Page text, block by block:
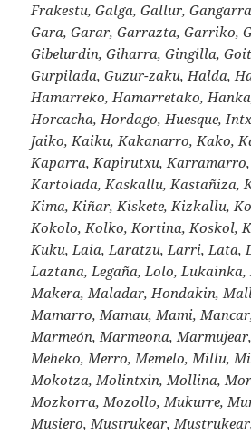
Frakestu, Galga, Gallur,
Gara, Garar, Garrazta, Garriko,
Gibelurdin, Giharra, Gingilla,
Gurpilada, Guzur-zaku, Halda,
Hamarreko, Hamarretako,
Horcacha, Hordago, Huesque,
Jaiko, Kaiku, Kakanarro, Kako,
Kaparra, Kapirutxu,
Kartolada, Kaskallu, Kastañiza,
Kima, Kiñar, Kiskete, Kizkallu,
Kokolo, Kolko, Kortina, Koskol,
Kuku, Laia, Laratzu, Larri, Lata,
Laztana, Legaña, Lolo, Lukainka,
Makera, Maladar, Hondakin,
Mamarro, Mamau, Mami,
Marmeón, Marmeona,
Meheko, Merro, Memelo, Millu,
Mokotza, Molintxin, Mollina,
Mozkorra, Mozollo, Mukurre,
Musiero, Mustrukear,